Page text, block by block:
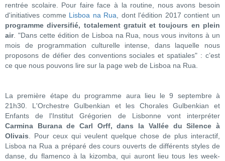
rentrée scolaire. Pour faire face à la routine, nous avons besoin
d'initiatives comme Lisboa na Rua, dont l'édition 2017 contient un
programme diversifié, totalement gratuit et toujours en plein
air. "Dans cette édition de Lisboa na Rua, nous vous invitons à un
mois de programmation culturelle intense, dans laquelle nous
proposons de défier des conventions sociales et spatiales" : c’est
ce que nous pouvons lire sur la page web de Lisboa na Rua.
La première étape du programme aura lieu le 9 septembre à
21h30. L'Orchestre Gulbenkian et les Chorales Gulbenkian et
Enfants de l'Institut Grégorien de Lisbonne vont interpréter
Carmina Burana de Carl Orff, dans la Vallée du Silence à
Olivais. Pour ceux qui veulent quelque chose de plus interactif,
Lisboa na Rua a préparé des cours ouverts de différents styles de
danse, du flamenco à la kizomba, qui auront lieu tous les week-